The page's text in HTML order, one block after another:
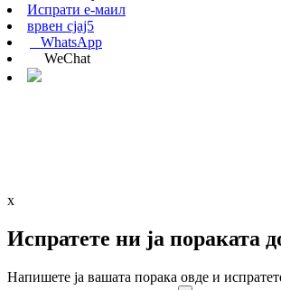
Испрати е-маил
врвен сјај5
WhatsApp
WeChat
x
Испратете ни ја пораката
Напишете ја вашата порака овде и